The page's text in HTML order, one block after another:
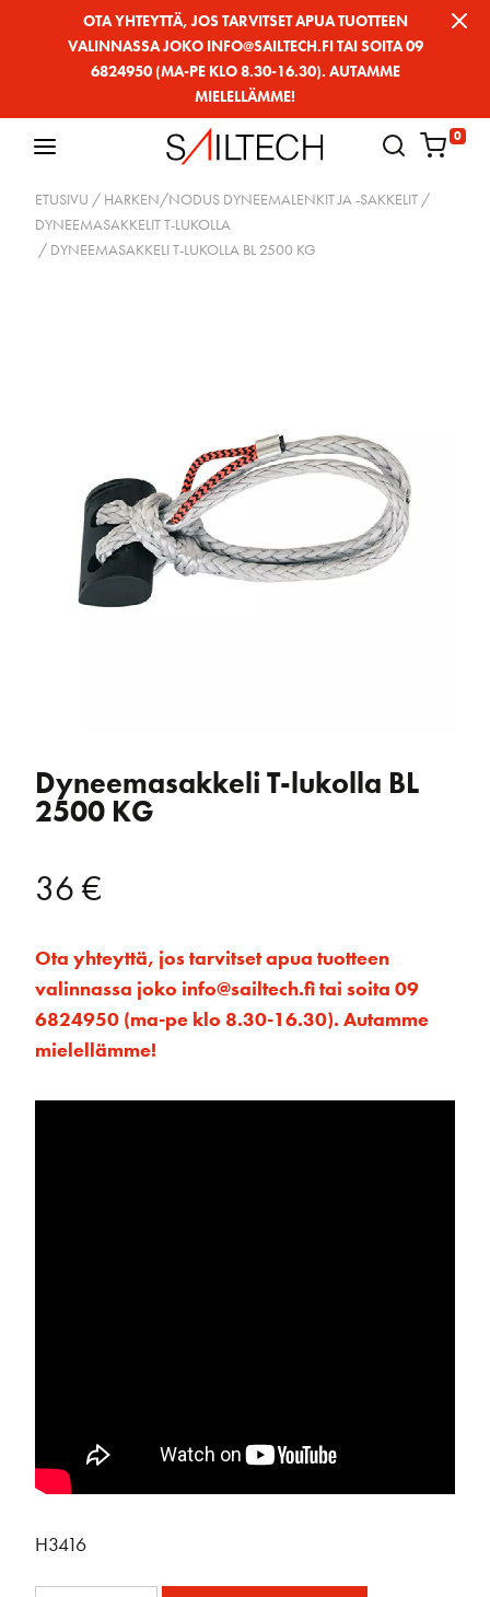
OTA YHTEYTTÄ, JOS TARVITSET APUA TUOTTEEN
VALINNASSA JOKO INFO@SAILTECH.FI TAI SOITA 09
6824950 (MA-PE KLO 8.30-16.30). AUTAMME
MIELELLÄMME!
0
ETUSIVU / HARKEN/NODUS DYNEEMALENKIT JA -SAKKELIT /
DYNEEMASAKKELIT T-LUKOLLA
/ DYNEEMASAKKELI T-LUKOLLA BL 2500 KG
Dyneemasakkeli T-lukolla BL
2500 KG
36€
Ota yhteyttä, jos tarvitset apua tuotteen
valinnassa joko info@sailtech.fi tai soita 09
6824950 (ma-pe klo 8.30-16.30). Autamme
mielellämme!
H3416